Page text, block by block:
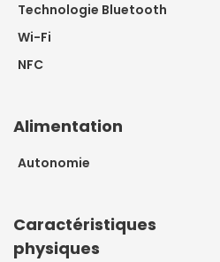
Technologie Bluetooth
Wi-Fi
NFC
Alimentation
Autonomie
Caractéristiques
physiques